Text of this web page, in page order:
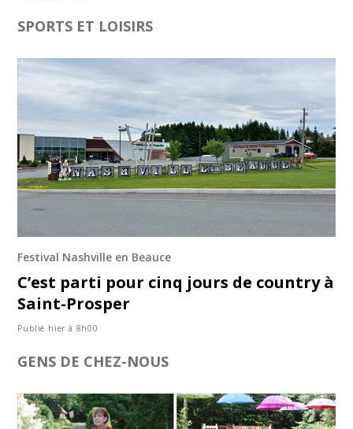
SPORTS ET LOISIRS
Festival Nashville en Beauce
C’est parti pour cinq jours de country à
Saint-Prosper
Publié hier à 8h00
GENS DE CHEZ-NOUS